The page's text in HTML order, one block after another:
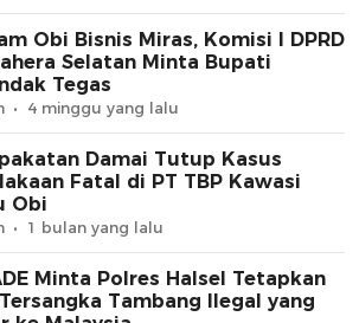
Obi Bisnis Miras, Komisi I DPRD
Selatan Minta Bupati
Tegas
4 minggu yang lalu
Damai Tutup Kasus
Fatal di PT TBP Kawasi
Obi
1 bulan yang lalu
Minta Polres Halsel Tetapkan
Tersangka Tambang Ilegal yang